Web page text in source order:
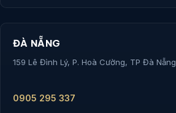
ĐÀ NẴNG
159 Lê Đình Lý, P. Hoà Cường, TP Đà Nẵng
0905 295 337